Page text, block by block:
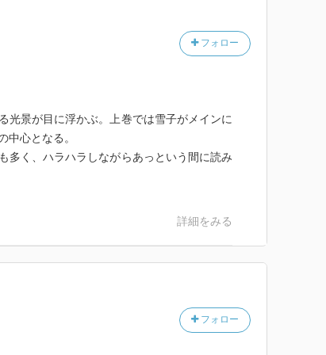
フォロー
光景が目に浮かぶ。上巻では雪子がメインに
中心となる。
多く、ハラハラしながらあっという間に読み
詳細をみる
フォロー